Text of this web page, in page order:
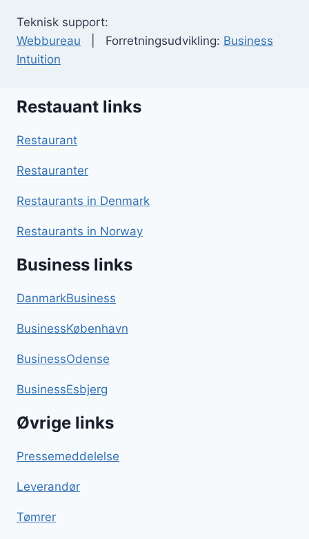
Teknisk support:
Webbureau | Forretningsudvikling: Business
Intuition
Restauant links
Restaurant
Restauranter
Restaurants in Denmark
Restaurants in Norway
Business links
DanmarkBusiness
BusinessKøbenhavn
BusinessOdense
BusinessEsbjerg
Øvrige links
Pressemeddelelse
Leverandør
Tømrer